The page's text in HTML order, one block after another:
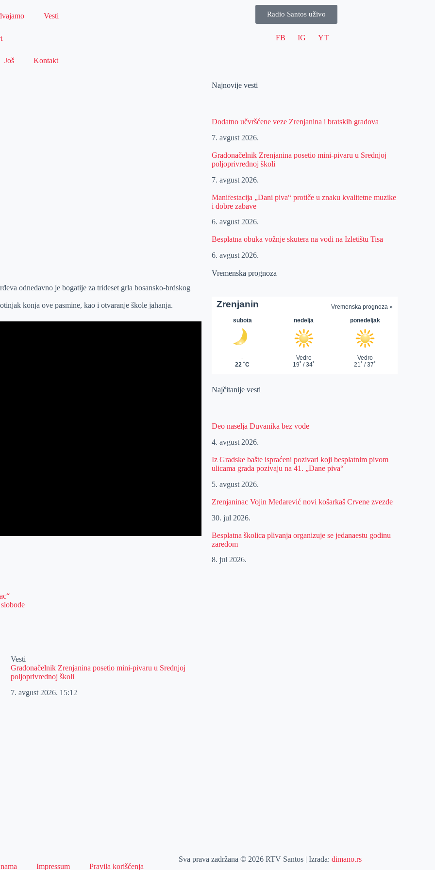
Vesti
Još Kontakt
Radio Santos uživo
FB IG YT
odnedavno je bogatije za trideset grla bosansko-brdskog
konja ove pasmine, kao i otvaranje škole jahanja.
Vesti
Gradonačelnik Zrenjanina posetio mini-pivaru u Srednjoj
poljoprivrednoj školi
7. avgust 2026. 15:12
Najnovije vesti
Dodatno učvršćene veze Zrenjanina i bratskih gradova
7. avgust 2026.
Gradonačelnik Zrenjanina posetio mini-pivaru u Srednjoj
poljoprivrednoj školi
7. avgust 2026.
Manifestacija „Dani piva“ protiče u znaku kvalitetne muzike
i dobre zabave
6. avgust 2026.
Besplatna obuka vožnje skutera na vodi na Izletištu Tisa
6. avgust 2026.
Vremenska prognoza
Najčitanije vesti
Deo naselja Duvanika bez vode
4. avgust 2026.
Iz Gradske bašte ispraćeni pozivari koji besplatnim pivom
ulicama grada pozivaju na 41. „Dane piva“
5. avgust 2026.
Zrenjaninac Vojin Medarević novi košarkaš Crvene zvezde
30. jul 2026.
Besplatna školica plivanja organizuje se jedanaestu godinu
zaredom
8. jul 2026.
Impressum Pravila korišćenja
Sva prava zadržana © 2026 RTV Santos | Izrada:dimano.rs